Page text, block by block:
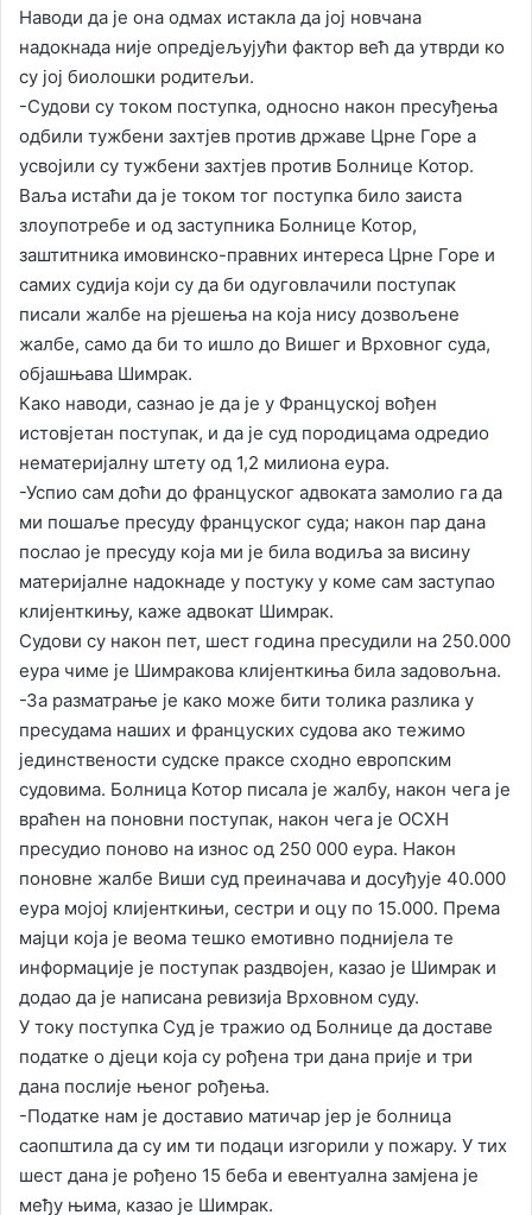
Наводи да је она одмах истакла да јој новчана
надокнада није опредјељујући фактор већ да утврди ко
су јој биолошки родитељи.
-Судови су током поступка, односно након пресуђења
одбили тужбени захтјев против државе Црне Горе а
усвојили су тужбени захтјев против Болнице Котор.
Ваља истаћи да је током тог поступка било заиста
злоупотребе и од заступника Болнице Котор,
заштитника имовинско-правних интереса Црне Горе и
самих судија који су да би одуговлачили поступак
писали жалбе на рјешења на која нису дозвољене
жалбе, само да би то ишло до Вишег и Врховног суда,
објашњава Шимрак.
Како наводи, сазнао је да је у Француској вођен
истовјетан поступак, и да је суд породицама одредио
нематеријалну штету од 1,2 милиона еура.
-Успио сам доћи до француског адвоката замолио га да
ми пошаље пресуду француског суда; након пар дана
послао је пресуду која ми је била водиља за висину
материјалне надокнаде у постуку у коме сам заступао
клијенткињу, каже адвокат Шимрак.
Судови су након пет, шест година пресудили на 250.000
еура чиме је Шимракова клијенткиња била задовољна.
-За разматрање је како може бити толика разлика у
пресудама наших и француских судова ако тежимо
јединствености судске праксе сходно европским
судовима. Болница Котор писала је жалбу, након чега је
враћен на поновни поступак, након чега је ОСХН
пресудио поново на износ од 250 000 еура. Након
поновне жалбе Виши суд преиначава и досуђује 40.000
еура мојој клијенткињи, сестри и оцу по 15.000. Према
мајци која је веома тешко емотивно поднијела те
информације је поступак раздвојен, казао је Шимрак и
додао да је написана ревизија Врховном суду.
У току поступка Суд је тражио од Болнице да доставе
податке о дјеци која су рођена три дана прије и три
дана послије њеног рођења.
-Податке нам је доставио матичар јер је болница
саопштила да су им ти подаци изгорили у пожару. У тих
шест дана је рођено 15 беба и евентуална замјена је
међу њима, казао је Шимрак.